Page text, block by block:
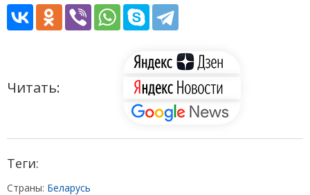
Читать:
Теги:
Страны: Беларусь